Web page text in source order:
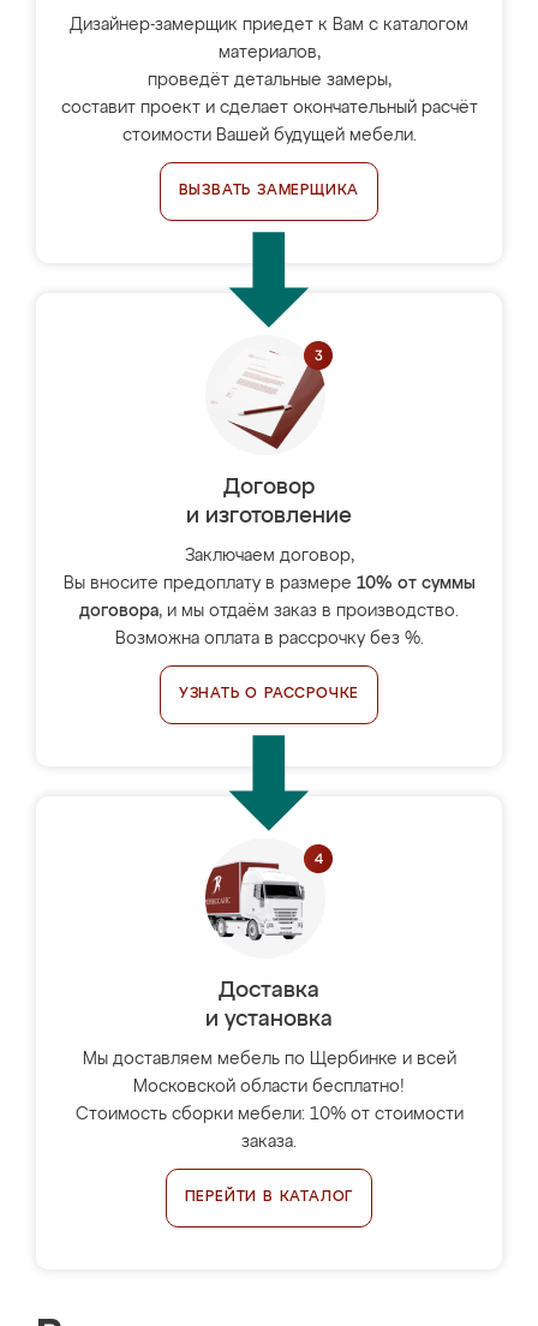
Дизайнер-замерщик приедет к Вам с каталогом
материалов,
проведёт детальные замеры,
составит проект и сделает окончательный расчёт
стоимости Вашей будущей мебели.
ВЫЗВАТЬ ЗАМЕРЩИКА
Договор
и изготовление
Заключаем договор,
Вы вносите предоплату в размере 10% от суммы
договора, и мы отдаём заказ в производство.
Возможна оплата в рассрочку без %.
УЗНАТЬ О РАССРОЧКЕ
Доставка
и установка
Мы доставляем мебель по Щербинке и всей
Московской области бесплатно!
Стоимость сборки мебели: 10% от стоимости
заказа.
ПЕРЕЙТИ В КАТАЛОГ